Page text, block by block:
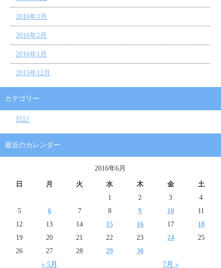
2016年3月
2016年2月
2016年1月
2015年12月
カテゴリー
日記
最近のカレンダー
2016年6月
日 月 火 水 木 金 土
« 5月 7月 »
1 2 3
4
5
6 7 8 9 10
11
12
13 14 15 16 17
18
19
20 21 22 23 24
25
26
27 28 29 30